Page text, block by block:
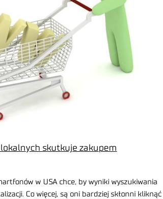
skutkuje zakupem
w USA chce, by wyniki wyszukiwania
Co więcej, są oni bardziej skłonni kliknąć